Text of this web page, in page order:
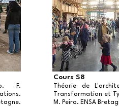
F.
Cours S8
Théorie de
Transformation et
M. Peiro. ENSA